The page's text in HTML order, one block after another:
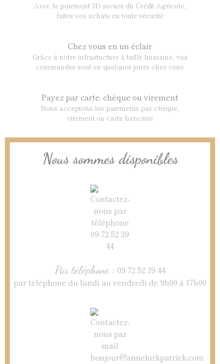
Avec le paiement 3D secure du Crédit Agricole,
faites vos achats en toute sécurité
Chez vous en un éclair
Grâce à notre infrastucture à taille humaine, vos
commandes sont en quelques jours chez vous
Payez par carte, chèque ou virement
Nous acceptons les paiements par chèque,
virement ou carte bancaire
Nous sommes disponibles
Par téléphone : 09 72 52 39 44
par téléphone du lundi au vendredi de 9h00 à 17h00